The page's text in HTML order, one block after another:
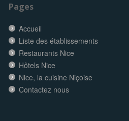
Pages
Accueil
Liste des établissements
Restaurants Nice
Hôtels Nice
Nice, la cuisine Niçoise
Contactez nous